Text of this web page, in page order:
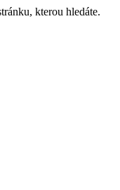
kterou hledáte.